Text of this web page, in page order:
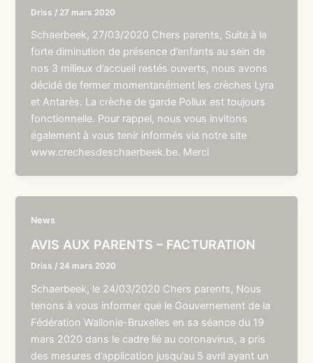
Driss / 27 mars 2020
Schaerbeek, 27/03/2020 Chers parents, Suite à la
forte diminution de présence d’enfants au sein de
nos 3 milieux d’accueil restés ouverts, nous avons
décidé de fermer momentanément les crèches Lyra
et Antarès. La crèche de garde Pollux est toujours
fonctionnelle. Pour rappel, nous vous invitons
également à vous tenir informés via notre site
www.crechesdeschaerbeek.be. Merci
News
AVIS AUX PARENTS – FACTURATION
Driss / 24 mars 2020
Schaerbeek, le 24/03/2020 Chers parents, Nous
tenons à vous informer que le Gouvernement de la
Fédération Wallonie-Bruxelles en sa séance du 19
mars 2020 dans le cadre lié au coronavirus, a pris
des mesures d’application jusqu’au 5 avril ayant un